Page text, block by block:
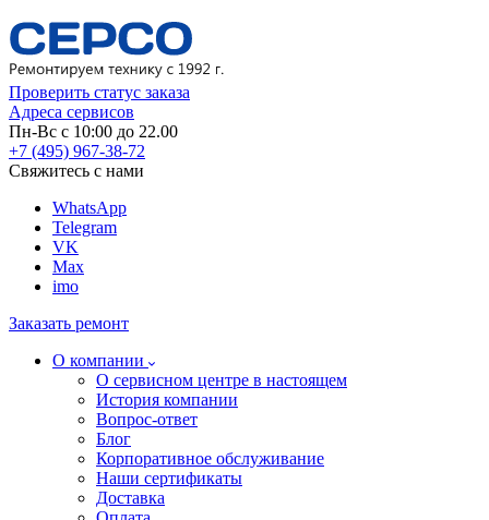
Проверить статус заказа
Адреса сервисов
Пн-Вс с 10:00 до 22.00
+7 (495) 967-38-72
Свяжитесь с нами
WhatsApp
Telegram
VK
Max
imo
Заказать ремонт
О компании
О сервисном центре в настоящем
История компании
Вопрос-ответ
Блог
Корпоративное обслуживание
Наши сертификаты
Доставка